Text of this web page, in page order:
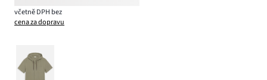
včetně DPH bez
cena za dopravu